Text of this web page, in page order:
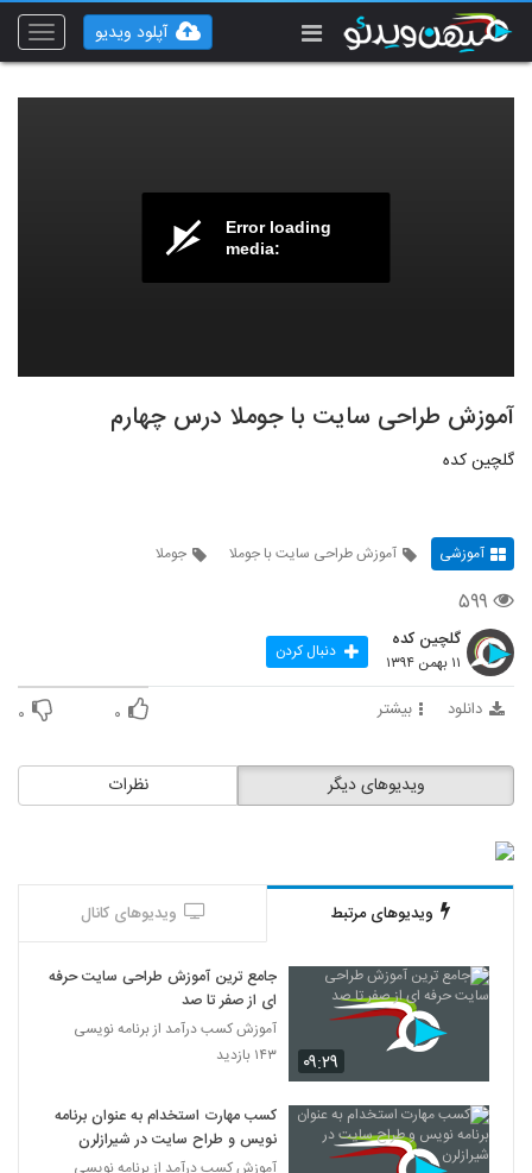
Toggle
آپلود ویدیو
Error loading
media:
آموزش طراحی سایت با جوملا درس چهارم
گلچین کده
آموزشی آموزش طراحی سایت با جوملا جوملا
۵۹۹
گلچین کده
۱۱ بهمن ۱۳۹۴ دنبال کردن
دانلود بیشتر ۰ ۰
نظرات ویدیوهای دیگر
ویدیوهای مرتبط ویدیوهای کانال
۰۹:۲۹
جامع ترین آموزش طراحی سایت حرفه
ای از صفر تا صد
آموزش کسب درآمد از برنامه نویسی
۱۴۳ بازدید
کسب مهارت استخدام به عنوان برنامه
نویس و طراح سایت در شیرازلرن
آموزش کسب درآمد از برنامه نویسی